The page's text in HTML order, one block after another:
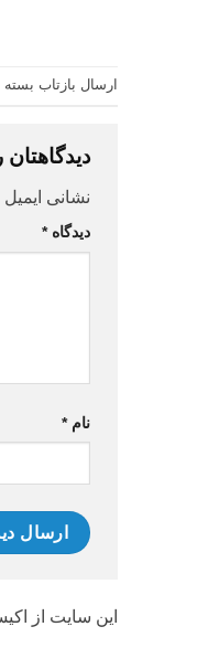
ارسال بازتاب
دیدگاهتان
نشانی
دیدگاه*
نام*
این سایت از